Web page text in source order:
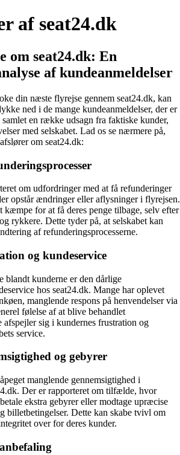
af seat24.dk
om seat24.dk: En
af kundeanmeldelser
din næste flyrejse gennem seat24.dk, kan
ned i de mange kundeanmeldelser, der er
en række udsagn fra faktiske kunder,
med selskabet. Lad os se nærmere på,
om seat24.dk:
om udfordringer med at få refunderinger
opstår ændringer eller aflysninger i flyrejsen.
kæmpe for at få deres penge tilbage, selv efter
rykkere. Dette tyder på, at selskabet kan
af refunderingsprocesserne.
og kundeservice
blandt kunderne er den dårlige
hos seat24.dk. Mange har oplevet
manglende respons på henvendelser via
følelse af at blive behandlet
afspejler sig i kundernes frustration og
service.
og gebyrer
manglende gennemsigtighed i
Der er rapporteret om tilfælde, hvor
ekstra gebyrer eller modtage upræcise
billetbetingelser. Dette kan skabe tvivl om
over for deres kunder.